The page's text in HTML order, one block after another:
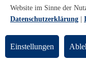
TnL
Website im Sinne der
Datenschutzerklärung
Einstellungen